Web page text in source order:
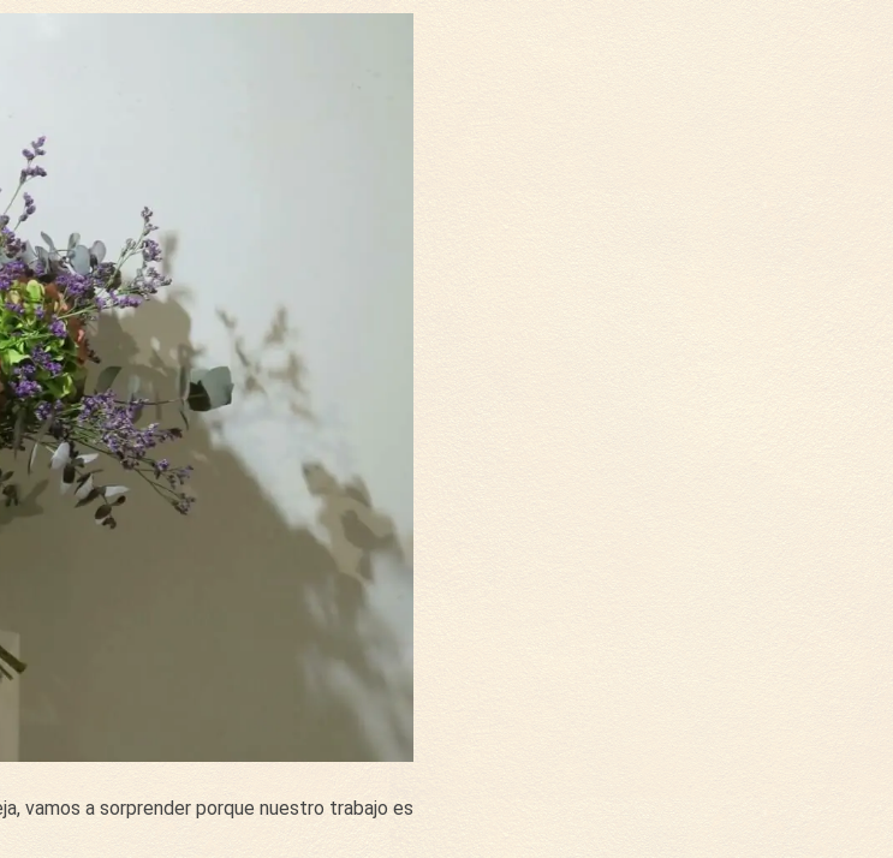
vamos a sorprender porque nuestro trabajo es